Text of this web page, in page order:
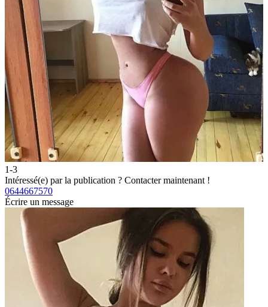
1-3
Intéressé(e) par la publication ? Contacter maintenant !
0644667570
Écrire un message